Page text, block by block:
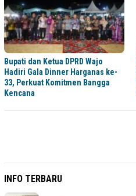
Bupati dan Ketua DPRD Wajo
Hadiri Gala Dinner Harganas ke-
33, Perkuat Komitmen Bangga
Kencana
INFO TERBARU